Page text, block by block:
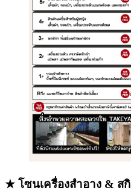
★ โซนเครื่องสำอาง & ส